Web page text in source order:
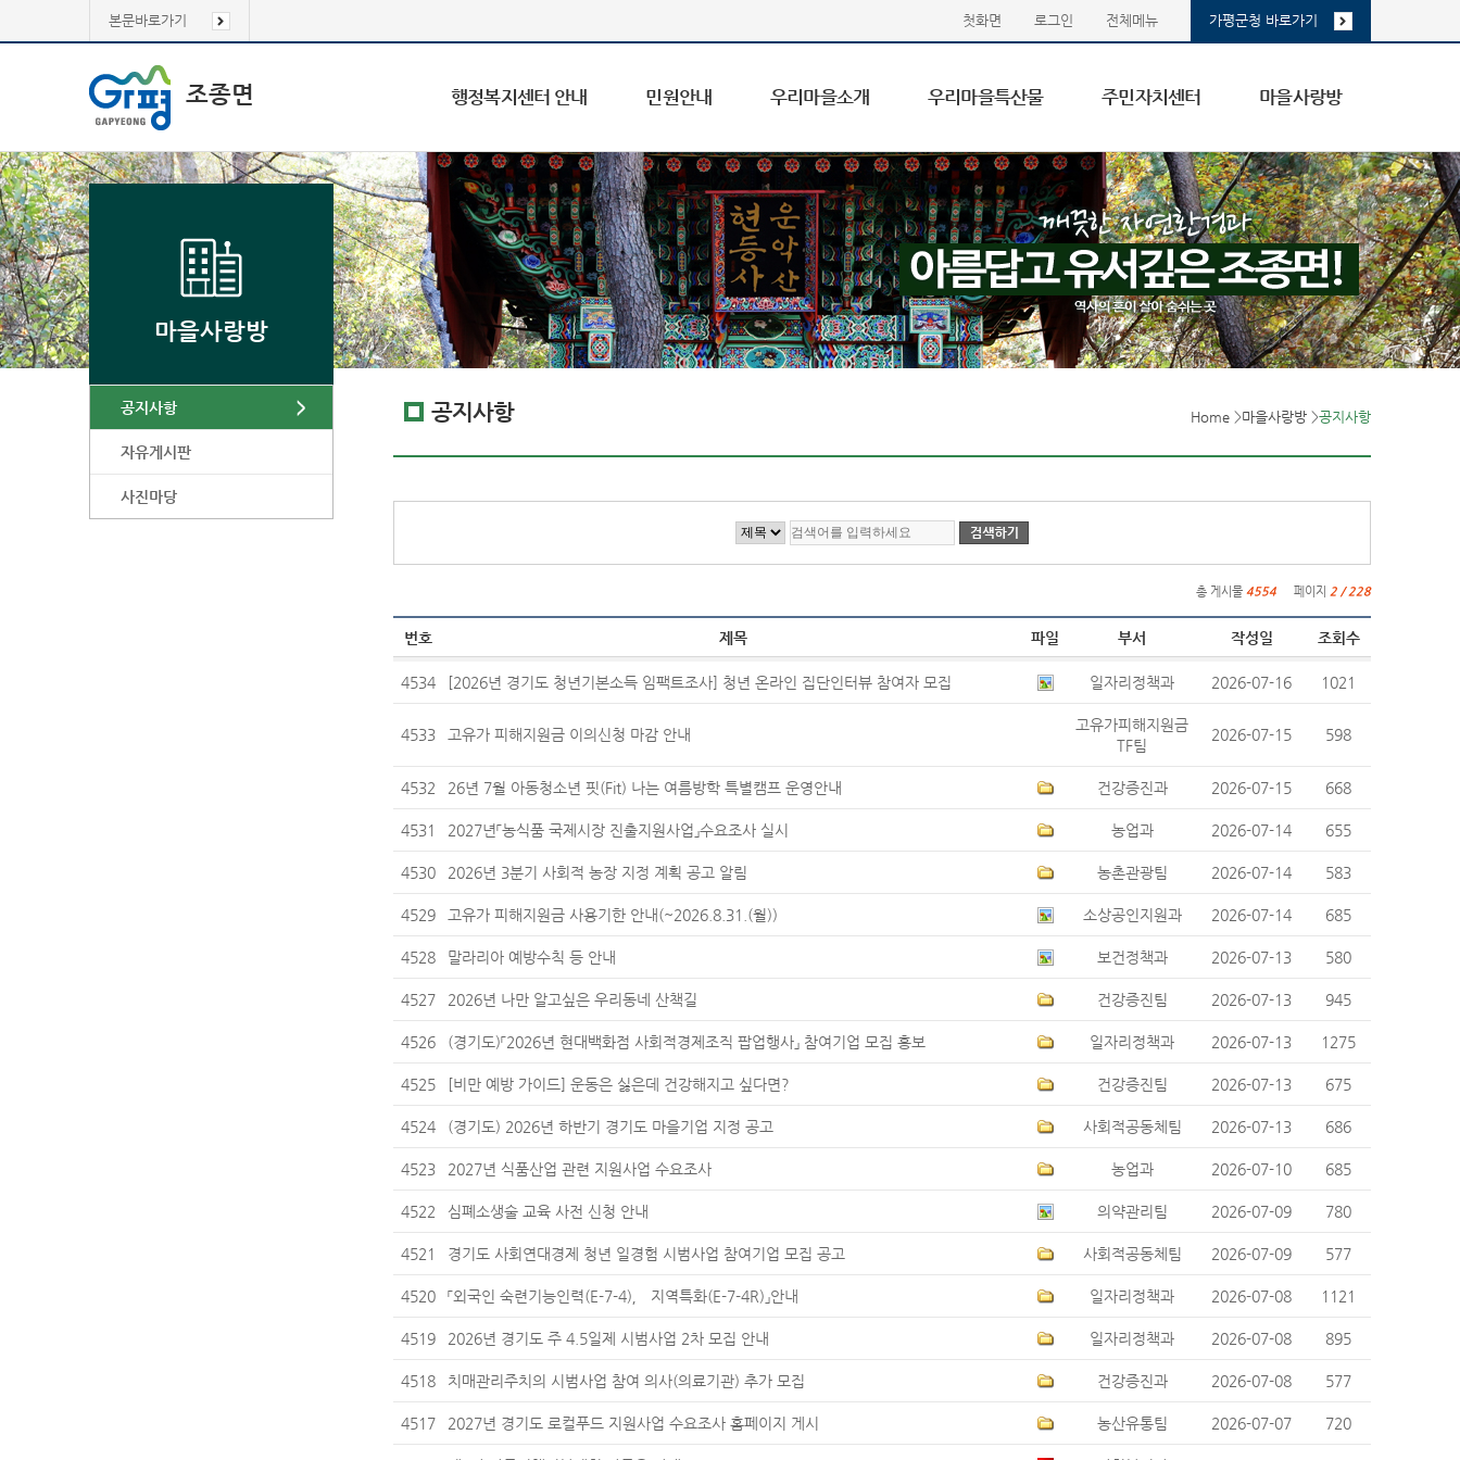
본문바로가기 첫화면 로그인 전체메뉴 가평군청 바로가기
조종면 행정복지센터 안내 민원안내 우리마을소개 우리마을특산물 주민자치센터 마을사랑방
마을사랑방
공지사항
자유게시판
사진마당
공지사항 Home >마을사랑방 >공지사항
총 게시물 4554 페이지 2 / 228
번호 제목 파일 부서 작성일 조회수
4534 [2026년 경기도 청년기본소득 임팩트조사] 청년 온라인 집단인터뷰 참여자 모집 일자리정책과 2026-07-16 1021
4533 고유가 피해지원금 이의신청 마감 안내
고유가피해지원금
TF팀
2026-07-15 598
4532 26년 7월 아동청소년 핏(Fit) 나는 여름방학 특별캠프 운영안내 건강증진과 2026-07-15 668
4531 2027년「농식품 국제시장 진출지원사업」수요조사 실시 농업과 2026-07-14 655
4530 2026년 3분기 사회적 농장 지정 계획 공고 알림 농촌관광팀 2026-07-14 583
4529 고유가 피해지원금 사용기한 안내(~2026.8.31.(월)) 소상공인지원과 2026-07-14 685
4528 말라리아 예방수칙 등 안내 보건정책과 2026-07-13 580
4527 2026년 나만 알고싶은 우리동네 산책길 건강증진팀 2026-07-13 945
4526 (경기도)「2026년 현대백화점 사회적경제조직 팝업행사」 참여기업 모집 홍보 일자리정책과 2026-07-13 1275
4525 [비만 예방 가이드] 운동은 싫은데 건강해지고 싶다면? 건강증진팀 2026-07-13 675
4524 (경기도) 2026년 하반기 경기도 마을기업 지정 공고 사회적공동체팀 2026-07-13 686
4523 2027년 식품산업 관련 지원사업 수요조사 농업과 2026-07-10 685
4522 심폐소생술 교육 사전 신청 안내 의약관리팀 2026-07-09 780
4521 경기도 사회연대경제 청년 일경험 시범사업 참여기업 모집 공고 사회적공동체팀 2026-07-09 577
4520 「외국인 숙련기능인력(E-7-4)， 지역특화(E-7-4R)」안내 일자리정책과 2026-07-08 1121
4519 2026년 경기도 주 4.5일제 시범사업 2차 모집 안내 일자리정책과 2026-07-08 895
4518 치매관리주치의 시범사업 참여 의사(의료기관) 추가 모집 건강증진과 2026-07-08 577
4517 2027년 경기도 로컬푸드 지원사업 수요조사 홈페이지 게시 농산유통팀 2026-07-07 720